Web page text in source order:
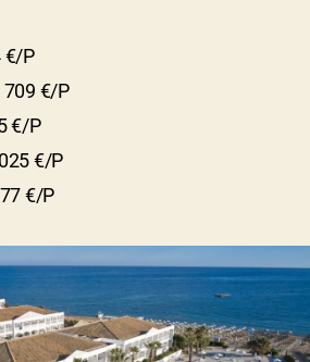
€/P
709 €/P
€/P
€/P
€/P